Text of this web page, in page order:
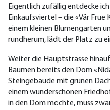
Eigentlich zufällig entdecke
Einkaufsviertel – die «Vår Frue
einem kleinen Blumengarten
rundherum, lädt der Platz zu
Weiter die Hauptstrasse
Bäumen bereits den Dom
Steingebäude mit grünen
einem wunderschönen
in den Dom möchte, muss